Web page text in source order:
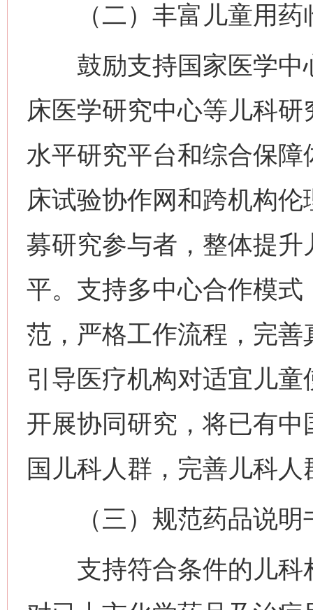
（二）丰富儿童用药
鼓励支持国家医学中
床医学研究中心等儿科
水平研究平台和综合保
床试验协作网和跨机构
募研究参与者，整体提
平。支持多中心合作模
范，严格工作流程，完
引导医疗机构对适宜儿
开展协同研究，将已有
国儿科人群，完善儿科
（三）规范药品说明
支持符合条件的儿科